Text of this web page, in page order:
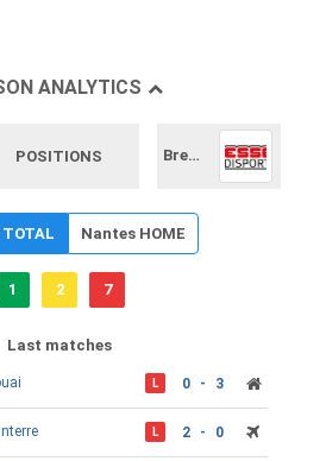
ANALYTICS
POSITIONS Bresse Handisport
TOTAL Nantes HOME
1 2 7
Last matches
L 0 - 3
L 2 - 0